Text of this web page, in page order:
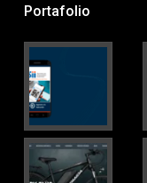
Portafolio